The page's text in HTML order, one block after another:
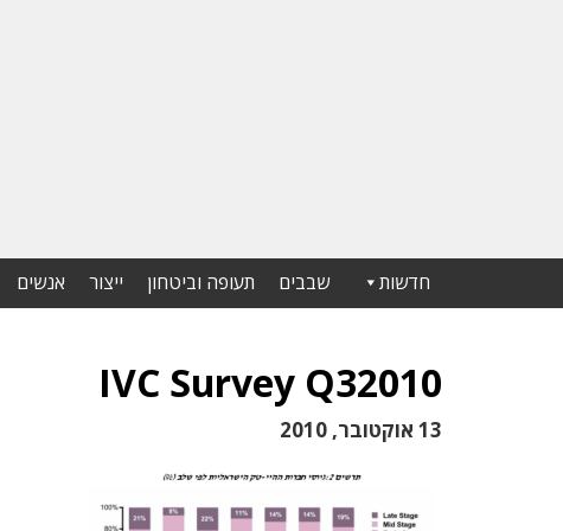
חדשות שבבים תעופה וביטחון ייצור אנשים
IVC Survey Q32010
13 אוקטובר, 2010